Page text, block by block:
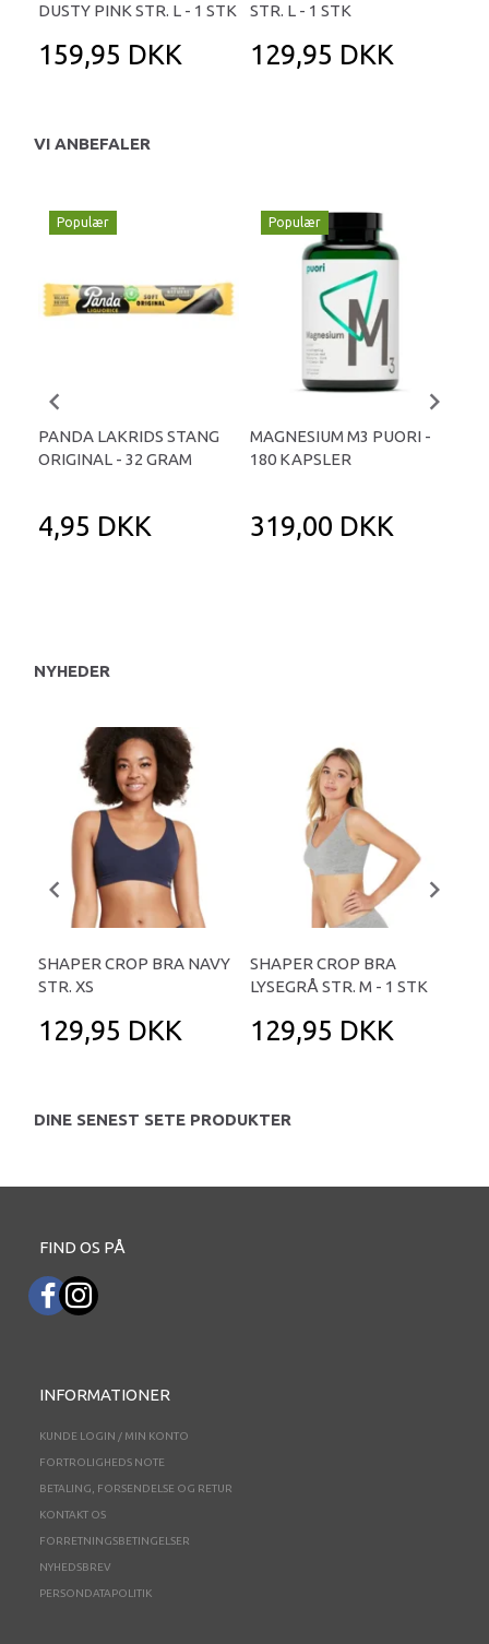
DUSTY PINK STR. L - 1 STK
159,95 DKK
STR. L - 1 STK
129,95 DKK
VI ANBEFALER
Populær
PANDA LAKRIDS STANG
ORIGINAL - 32 GRAM
4,95 DKK
Populær
MAGNESIUM M3 PUORI -
180 KAPSLER
319,00 DKK
NYHEDER
SHAPER CROP BRA NAVY
STR. XS
129,95 DKK
SHAPER CROP BRA
LYSEGRÅ STR. M - 1 STK
129,95 DKK
DINE SENEST SETE PRODUKTER
FIND OS PÅ
INFORMATIONER
KUNDE LOGIN / MIN KONTO
FORTROLIGHEDS NOTE
BETALING, FORSENDELSE OG RETUR
KONTAKT OS
FORRETNINGSBETINGELSER
NYHEDSBREV
PERSONDATAPOLITIK